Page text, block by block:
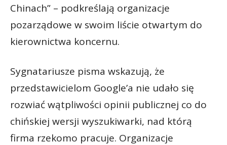
Chinach” – podkreślają organizacje
pozarządowe w swoim liście otwartym do
kierownictwa koncernu.
Sygnatariusze pisma wskazują, że
przedstawicielom Google’a nie udało się
rozwiać wątpliwości opinii publicznej co do
chińskiej wersji wyszukiwarki, nad którą
firma rzekomo pracuje. Organizacje